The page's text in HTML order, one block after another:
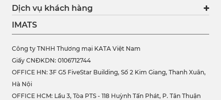
Dịch vụ khách hàng
IMATS
Công ty TNHH Thương mại KATA Việt Nam
Giấy CNĐKDN: 0106712744
OFFICE HN: 3F G5 FiveStar Building, Số 2 Kim Giang, Thanh Xuân,
Hà Nội
OFFICE HCM: Lầu 3, Tòa PTS - 118 Huỳnh Tấn Phát, P. Tân Thuận